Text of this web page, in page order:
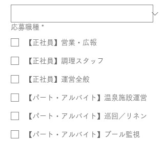
応募職種 *
【正社員】営業・広報
【正社員】調理スタッフ
【正社員】運営全般
【パート・アルバイト】温泉施設運営
【パート・アルバイト】巡回／リネン
【パート・アルバイト】プール監視